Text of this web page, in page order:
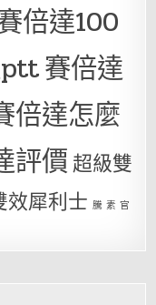
倍達100
賽倍達
倍達怎麼
評價超級雙
效犀利士 騰 素 官